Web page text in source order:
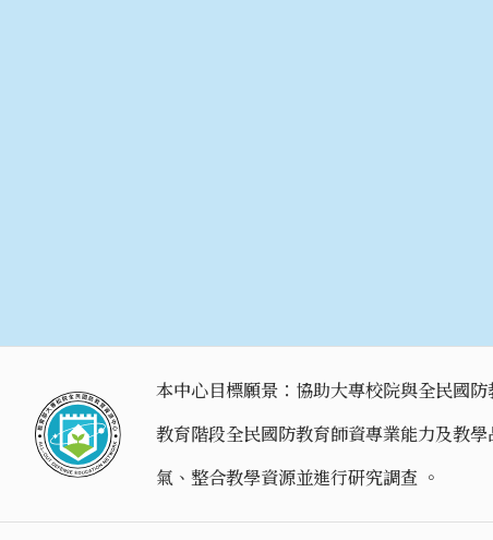
本中心目標願景：協助大專校院與全民國
教育階段全民國防教育師資專業能力及教
氣、整合教學資源並進行研究調查 。